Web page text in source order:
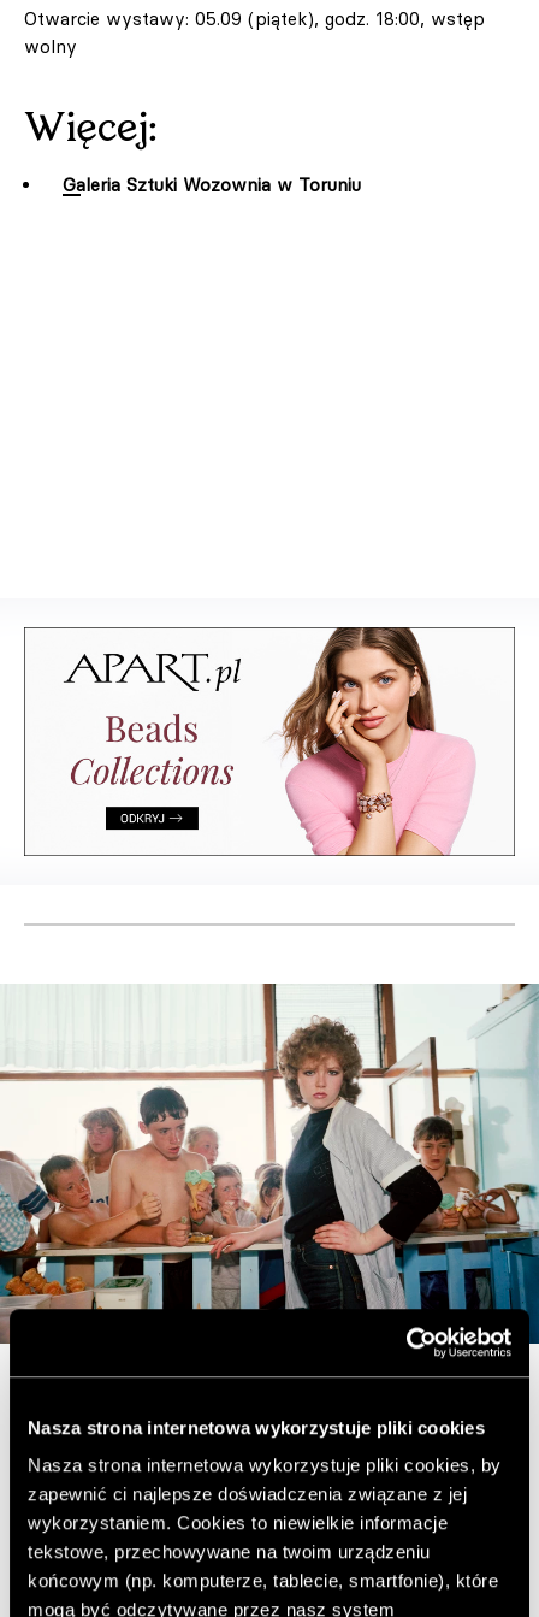
Nasza strona internetowa wykorzystuje pliki cookies
Nasza strona internetowa wykorzystuje pliki cookies, by
zapewnić ci najlepsze doświadczenia związane z jej
wykorzystaniem. Cookies to niewielkie informacje
tekstowe, przechowywane na twoim urządzeniu
końcowym (np. komputerze, tablecie, smartfonie), które
mogą być odczytywane przez nasz system
Otwarcie wystawy: 05.09 (piątek), godz. 18:00, wstęp
wolny
Więcej:
Galeria Sztuki Wozownia w Toruniu
Trzecia edycja Nocy
Fotografii w Warszawie
Warszawa